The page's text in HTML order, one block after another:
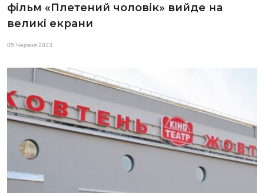
фільм «Плетений чоловік» вийде на
великі екрани
05 Червня 2023